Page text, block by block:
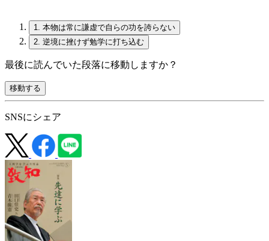
1.
本物は常に謙虚で自らの功を誇らない
2. 逆境に挫けず勉学に打ち込む
最後に読んでいた段落に移動しますか？
移動する
SNSにシェア